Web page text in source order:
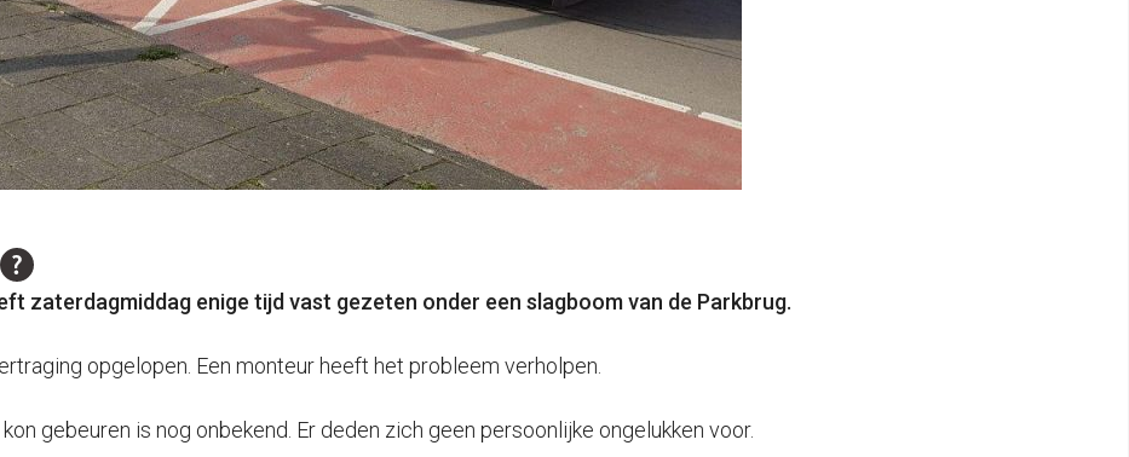
zaterdagmiddag enige tijd vast gezeten onder een slagboom van de Parkbrug.
opgelopen. Een monteur heeft het probleem verholpen.
gebeuren is nog onbekend. Er deden zich geen persoonlijke ongelukken voor.